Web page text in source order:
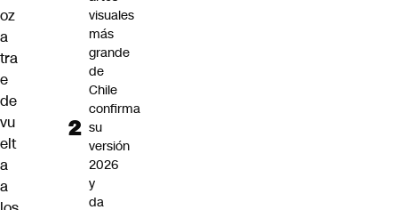
oz
a
tra
e
de
vu
elt
a
a
visuales
más
grande
de
Chile
confirma
su
versión
2026
y
da